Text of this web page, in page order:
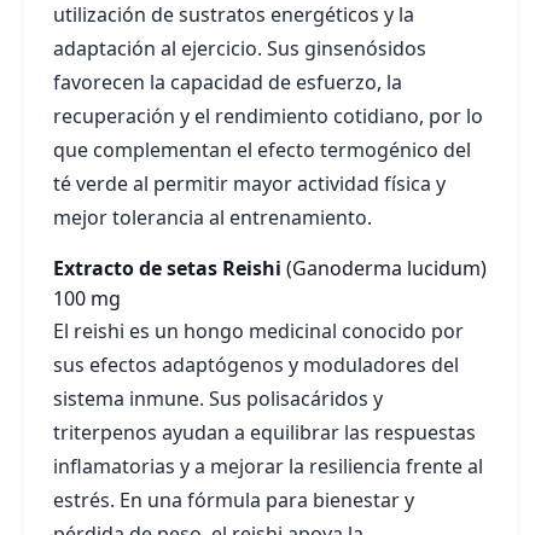
utilización de sustratos energéticos y la
adaptación al ejercicio. Sus ginsenósidos
favorecen la capacidad de esfuerzo, la
recuperación y el rendimiento cotidiano, por lo
que complementan el efecto termogénico del
té verde al permitir mayor actividad física y
mejor tolerancia al entrenamiento.
Extracto de setas Reishi (Ganoderma lucidum)
100 mg
El reishi es un hongo medicinal conocido por
sus efectos adaptógenos y moduladores del
sistema inmune. Sus polisacáridos y
triterpenos ayudan a equilibrar las respuestas
inflamatorias y a mejorar la resiliencia frente al
estrés. En una fórmula para bienestar y